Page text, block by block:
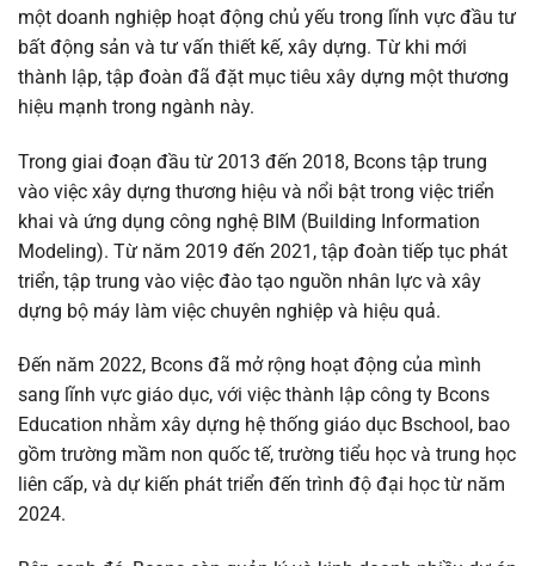
một doanh nghiệp hoạt động chủ yếu trong lĩnh vực đầu tư
bất động sản và tư vấn thiết kế, xây dựng. Từ khi mới
thành lập, tập đoàn đã đặt mục tiêu xây dựng một thương
hiệu mạnh trong ngành này.
Trong giai đoạn đầu từ 2013 đến 2018, Bcons tập trung
vào việc xây dựng thương hiệu và nổi bật trong việc triển
khai và ứng dụng công nghệ BIM (Building Information
Modeling). Từ năm 2019 đến 2021, tập đoàn tiếp tục phát
triển, tập trung vào việc đào tạo nguồn nhân lực và xây
dựng bộ máy làm việc chuyên nghiệp và hiệu quả.
Đến năm 2022, Bcons đã mở rộng hoạt động của mình
sang lĩnh vực giáo dục, với việc thành lập công ty Bcons
Education nhằm xây dựng hệ thống giáo dục Bschool, bao
gồm trường mầm non quốc tế, trường tiểu học và trung học
liên cấp, và dự kiến phát triển đến trình độ đại học từ năm
2024.